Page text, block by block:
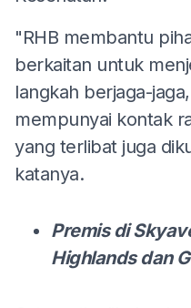
"RHB membantu
berkaitan untuk
langkah berjaga-
mempunyai kontak
yang terlibat juga
katanya.
Premis di
Highlands dan